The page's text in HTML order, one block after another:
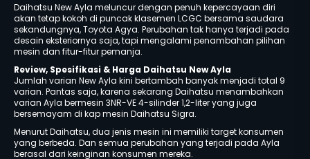
Daihatsu New Ayla meluncur dengan penuh kepercayaan diri
akan tetap kokoh di puncak klasemen LCGC bersama saudara
sekandungnya, Toyota Agya. Perubahan tak hanya terjadi pada
desain eksteriornya saja, tapi mengalami penambahan pilihan
mesin dan fitur-fitur pemanja.
Review, Spesifikasi & Harga Daihatsu New Ayla
Jumlah varian New Ayla kini bertambah banyak menjadi total 9
varian. Pantas saja, karena sekarang Daihatsu menambahkan
varian Ayla bermesin 3NR-VE 4-silinder 1,2-liter yang juga
bersemayam di kap mesin Daihatsu Sigra.
Menurut Daihatsu, dua jenis mesin ini memiliki target konsumen
yang berbeda. Dan semua perubahan yang terjadi pada Ayla
berasal dari keinginan konsumen mereka.